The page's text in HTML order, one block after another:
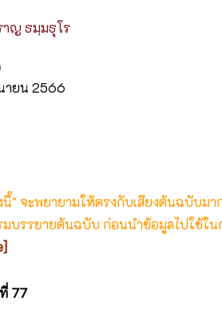
าญ ธมฺมธุโร
ายน 2566
นี้" จะพยายามให้ตรงกับเสียงต้นฉบับม
มบรรยายต้นฉบับ ก่อนนำข้อมูลไปใช้ใน
77